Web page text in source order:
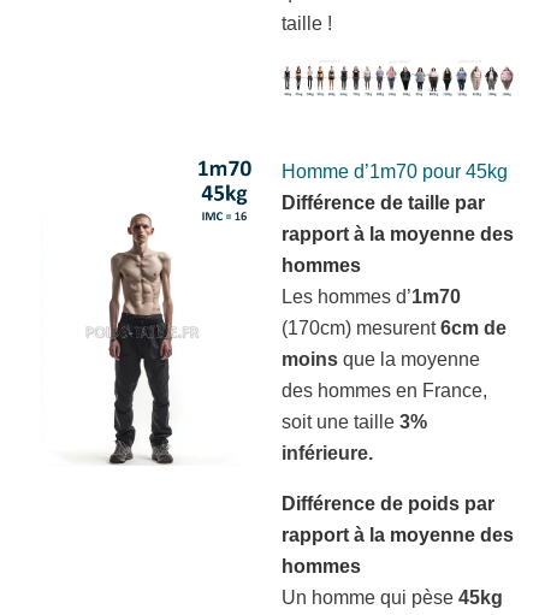
taille !
Homme d’1m70 pour 45kg
Différence de taille par
rapport à la moyenne des
hommes
Les hommes d’1m70
(170cm) mesurent6cm de
moins que la moyenne
des hommes en France,
soit une taille 3%
inférieure.
Différence de poids par
rapport à la moyenne des
hommes
Un homme qui pèse 45kg